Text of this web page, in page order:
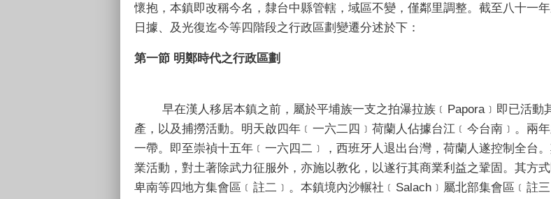
懷抱，本鎮即改稱今名，隸台中縣管轄，域區不變，僅鄰里調整。截至八十一
日據、及光復迄今等四階段之行政區劃變遷分述於下：
第一節 明鄭時代之行政區劃
早在漢人移居本鎮之前，屬於平埔族一支之拍瀑拉族﹝Papora﹞即已活動
產，以及捕撈活動。明天啟四年﹝一六二四﹞荷蘭人佔據台江﹝今台南﹞。兩
一帶。即至崇禎十五年﹝一六四二﹞，西班牙人退出台灣，荷蘭人遂控制全台
業活動，對土著除武力征服外，亦施以教化，以遂行其商業利益之鞏固。其方
卑南等四地方集會區﹝註二﹞。本鎮境內沙輾社﹝Salach﹞屬北部集會區﹝註